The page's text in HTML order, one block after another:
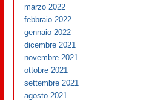
marzo 2022
febbraio 2022
gennaio 2022
dicembre 2021
novembre 2021
ottobre 2021
settembre 2021
agosto 2021